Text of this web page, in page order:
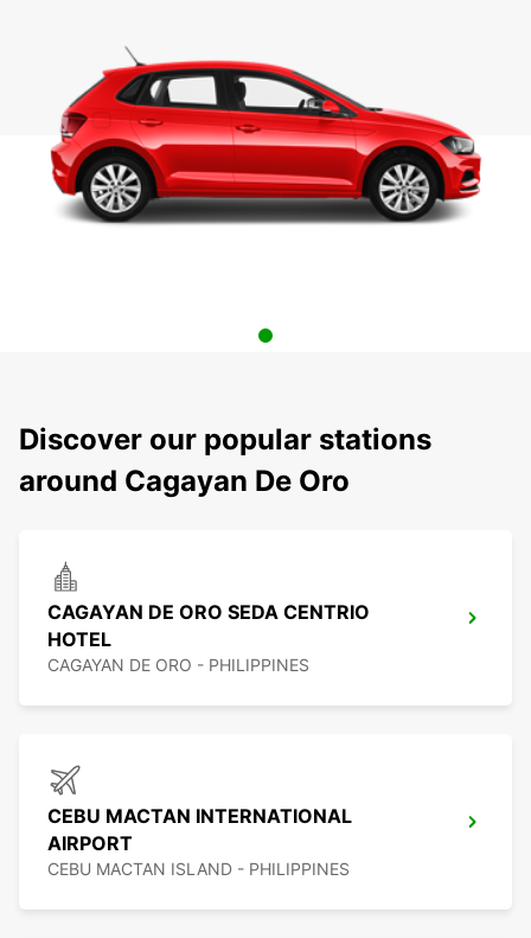
Discover our popular stations
around Cagayan De Oro
CAGAYAN DE ORO SEDA CENTRIO
HOTEL
CAGAYAN DE ORO - PHILIPPINES
CEBU MACTAN INTERNATIONAL
AIRPORT
CEBU MACTAN ISLAND - PHILIPPINES